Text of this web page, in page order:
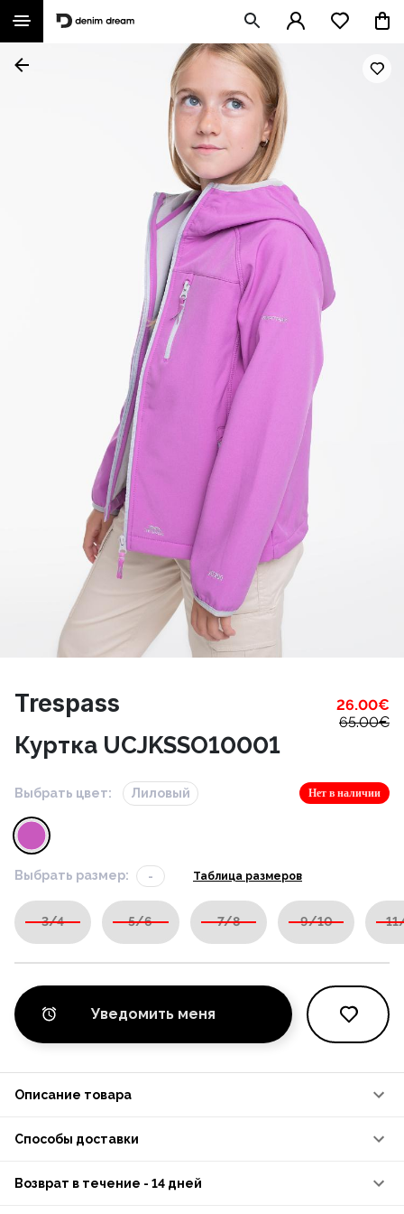
Trespass 26.00€
65.00€
Куртка UCJKSSO10001
Выбрать цвет: Лиловый Нет в наличии
Выбрать размер: - Таблица размеров
3/4 5/6 7/8 9/10
Уведомить меня
Описание товара
Способы доставки
Возврат в течение - 14 дней